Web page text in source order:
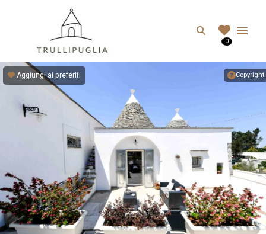
Search
0
Copyright
Aggiungi ai preferiti